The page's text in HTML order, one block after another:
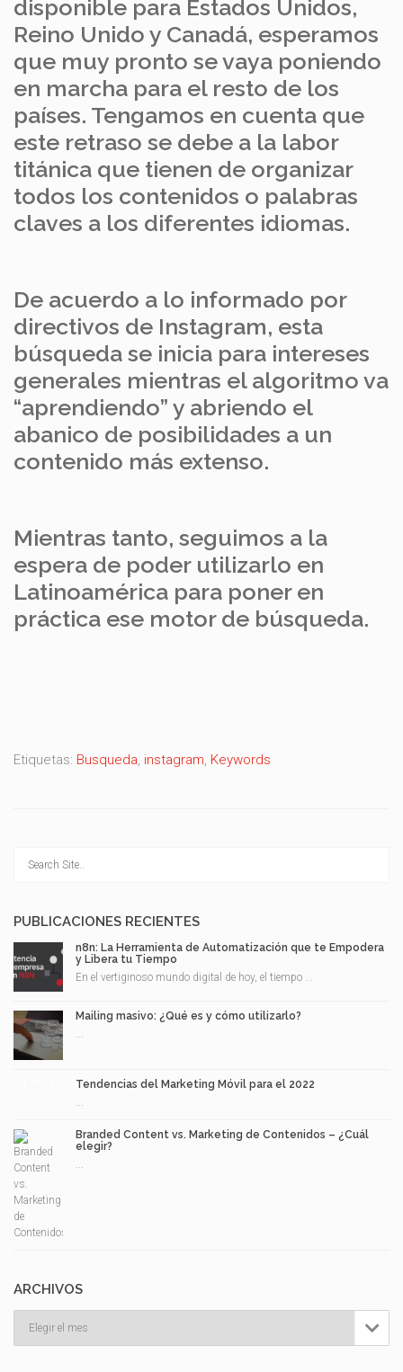
disponible para Estados Unidos,
Reino Unido y Canadá, esperamos
que muy pronto se vaya poniendo
en marcha para el resto de los
países. Tengamos en cuenta que
este retraso se debe a la labor
titánica que tienen de organizar
todos los contenidos o palabras
claves a los diferentes idiomas.
De acuerdo a lo informado por
directivos de Instagram, esta
búsqueda se inicia para intereses
generales mientras el algoritmo va
“aprendiendo” y abriendo el
abanico de posibilidades a un
contenido más extenso.
Mientras tanto, seguimos a la
espera de poder utilizarlo en
Latinoamérica para poner en
práctica ese motor de búsqueda.
Etiquetas: Busqueda, instagram, Keywords
PUBLICACIONES RECIENTES
n8n: La Herramienta de Automatización que te Empodera
y Libera tu Tiempo
En el vertiginoso mundo digital de hoy, el tiempo ...
Mailing masivo: ¿Qué es y cómo utilizarlo?
...
Tendencias del Marketing Móvil para el 2022
...
Branded Content vs. Marketing de Contenidos – ¿Cuál
elegir?
...
ARCHIVOS
